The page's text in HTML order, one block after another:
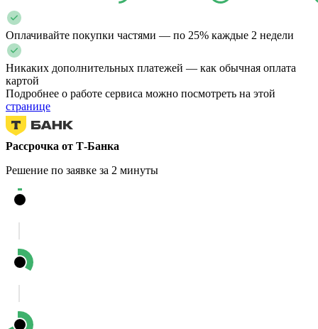
Оплачивайте покупки частями — по 25% каждые 2 недели
Никаких дополнительных платежей — как обычная оплата
картой
Подробнее о работе сервиса можно посмотреть на этой
странице
Рассрочка от Т-Банка
Решение по заявке за 2 минуты